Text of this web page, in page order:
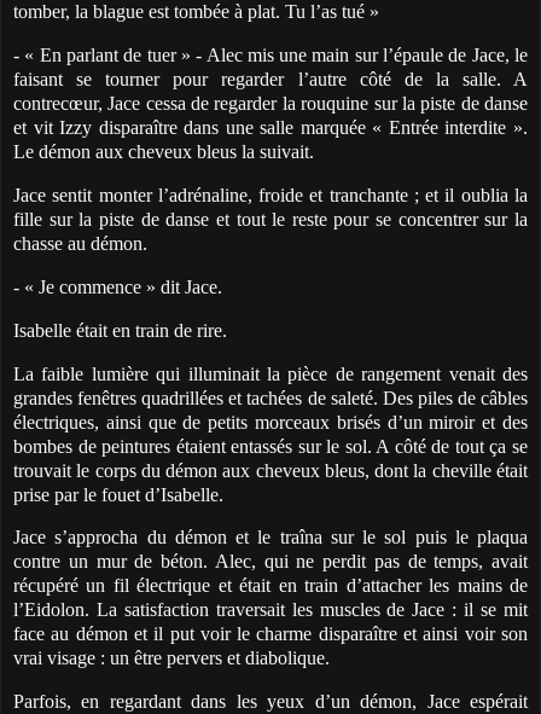
tomber, la blague est tombée à plat. Tu l’as tué »
- « En parlant de tuer » - Alec mis une main sur l’épaule de Jace, le
faisant se tourner pour regarder l’autre côté de la salle. A
contrecœur, Jace cessa de regarder la rouquine sur la piste de danse
et vit Izzy disparaître dans une salle marquée « Entrée interdite ».
Le démon aux cheveux bleus la suivait.
Jace sentit monter l’adrénaline, froide et tranchante ; et il oublia la
fille sur la piste de danse et tout le reste pour se concentrer sur la
chasse au démon.
- « Je commence » dit Jace.
Isabelle était en train de rire.
La faible lumière qui illuminait la pièce de rangement venait des
grandes fenêtres quadrillées et tachées de saleté. Des piles de câbles
électriques, ainsi que de petits morceaux brisés d’un miroir et des
bombes de peintures étaient entassés sur le sol. A côté de tout ça se
trouvait le corps du démon aux cheveux bleus, dont la cheville était
prise par le fouet d’Isabelle.
Jace s’approcha du démon et le traîna sur le sol puis le plaqua
contre un mur de béton. Alec, qui ne perdit pas de temps, avait
récupéré un fil électrique et était en train d’attacher les mains de
l’Eidolon. La satisfaction traversait les muscles de Jace : il se mit
face au démon et il put voir le charme disparaître et ainsi voir son
vrai visage : un être pervers et diabolique.
Parfois, en regardant dans les yeux d’un démon, Jace espérait